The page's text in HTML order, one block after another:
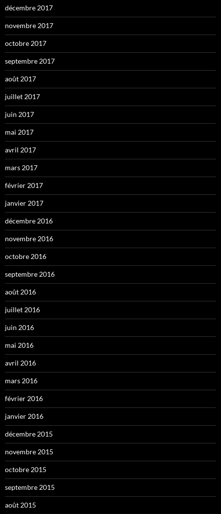
décembre 2017
novembre 2017
octobre 2017
septembre 2017
août 2017
juillet 2017
juin 2017
mai 2017
avril 2017
mars 2017
février 2017
janvier 2017
décembre 2016
novembre 2016
octobre 2016
septembre 2016
août 2016
juillet 2016
juin 2016
mai 2016
avril 2016
mars 2016
février 2016
janvier 2016
décembre 2015
novembre 2015
octobre 2015
septembre 2015
août 2015